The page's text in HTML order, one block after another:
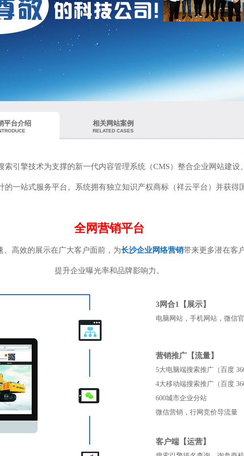
平台介绍 相关网站案例
RELATED CASES
引擎技术为支撑的新一代内容管理系统（CMS）整合企业网站建设
一站式服务平台。系统拥有独立知识产权商标（祥云平台）并获得
全网营销平台
、高效的展示在广大客户面前，为长沙企业网络营销带来更多潜在客
提升企业曝光率和品牌影响力。
3网合1【展示】
电脑网站，手机网站，微信
营销推广【流量】
5大电脑端搜索推广（百度
4大移动端搜索推广（百度
600城市企业分站
微信营销，行网竞价导流量
客户端【运营】